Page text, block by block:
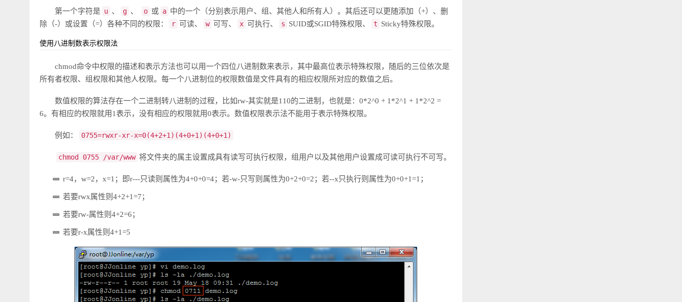
第一个字符是 u 、 g 、 o 或 a 中的一个（分别表示用户、组、其他人和所有人）。其后还可以更随添加（+）、删
除（-）或设置（=）各种不同的权限：
r 可读、 w 可写、 x 可执行、 s SUID或SGID特殊权限、 t Sticky特殊权限。
使用八进制数表示权限法
chmod命令中权限的描述和表示方法也可以用一个四位八进制数来表示，其中最高位表示特殊权限，随后的三位依次是
所有者权限、组权限和其他人权限。每一个八进制位的权限数值是文件具有的相应权限所对应的数值之后。
数值权限的算法存在一个二进制转八进制的过程，比如rw-其实就是110的二进制，也就是：0*2^0 + 1*2^1 + 1*2^2 =
6。有相应的权限就用1表示，没有相应的权限就用0表示。数值权限表示法不能用于表示特殊权限。
例如： 0755=rwxr-xr-x=0(4+2+1)(4+0+1)(4+0+1)
chmod 0755 /var/www 将文件夹的属主设置成具有读写可执行权限，组用户以及其他用户设置成可读可执行不可写。
r=4，w=2，x=1；即r---只读则属性为4+0+0=4；若-w-只写则属性为0+2+0=2；若--x只执行则属性为0+0+1=1；
若要rwx属性则4+2+1=7；
若要rw-属性则4+2=6；
若要r-x属性则4+1=5